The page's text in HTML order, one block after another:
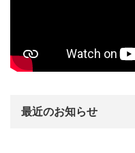
最近のお知らせ